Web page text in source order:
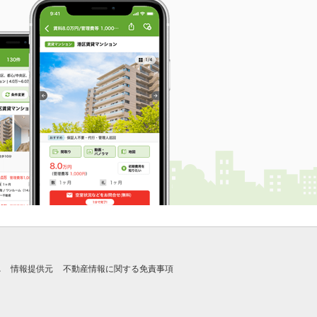
情報提供元 不動産情報に関する免責事項